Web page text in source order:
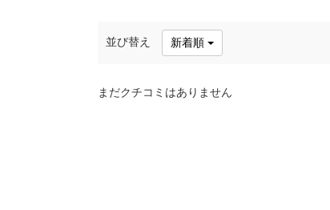
並び替え 新着順
まだクチコミはありません